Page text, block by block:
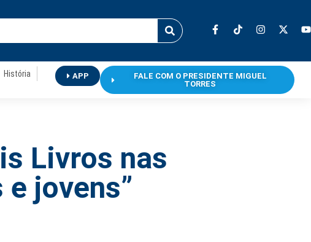
História
APP
FALE COM O PRESIDENTE MIGUEL
TORRES
Livros nas
jovens”